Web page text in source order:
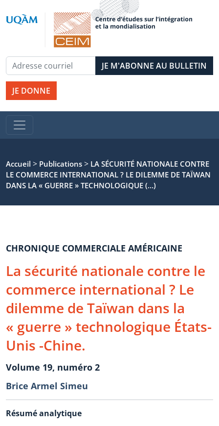
JE DONNE
Accueil > Publications > LA SÉCURITÉ NATIONALE CONTRE
LE COMMERCE INTERNATIONAL ? LE DILEMME DE TAÏWAN
DANS LA « GUERRE » TECHNOLOGIQUE (…)
CHRONIQUE COMMERCIALE AMÉRICAINE
La sécurité nationale contre le
commerce international ? Le
dilemme de Taïwan dans la
« guerre » technologique États-
Unis -Chine.
Volume 19, numéro 2
Brice Armel Simeu
Résumé analytique